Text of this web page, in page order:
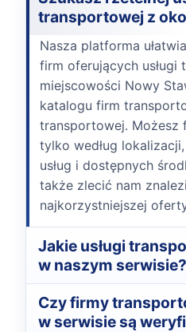
transportowej z
Nasza platforma
firm oferujących usługi
miejscowości Nowy
katalogu firm
transportowej.
tylko według
usług i dostępnych
także zlecić nam
najkorzystniejszej
Jakie usługi
w naszym serwisie?
Czy firmy
w serwisie są